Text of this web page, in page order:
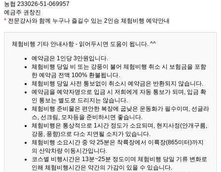
농협 233026-51-069957
예금주 권창진
* 전문강사와 함께 누구나 즐길수 있는 2인승 체험비행 예약안내
체험비행 기타 안내사항 - 읽어두시면 도움이 됩니다. ^^
예약금은 1인당 3만원입니다.
체험비행 당일 비 또는 강풍이 불어 체험비행 취소 시 보험금을 포함
한 예약금 전액 100% 환불됩니다.
체험비행 당일 사전 통보없이 취소시 예약금은 반환되지 않습니다.
예약금을 예약자명으로 입금 시 저희에게 자동 통보가 되며, 입금 확
인 통보는 별도로 드리지는 않습니다.
체험비행 준비물은 편안한 복장에 굽낮은 운동화가 필수이며, 선글라
스, 선크림, 모자등을 준비하시면 좋습니다.
체험비행은 통상적으로 1시간 정도가 소요되며, 현지사정(안개구름,
강풍, 풍향)으로 다소 지연될 소지가 있습니다.
체험비행 소요시간 중 약 25분은 착륙장에서 이륙장(865미터)까지
의 산악차량 이동시간입니다.
코스별 비행시간은 13분~25분 정도이며 체험비행 당일 기류 변화로
인해 체험비행시간은 약간의 가감이 있을 수 있습니다.